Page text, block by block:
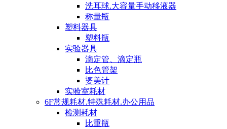
洗耳球.大容量手动移液器
称量瓶
塑料器具
塑料瓶
实验器具
滴定管、滴定瓶
比色管架
婆美计
实验室耗材
6F常规耗材.特殊耗材.办公用品
检测耗材
比重瓶